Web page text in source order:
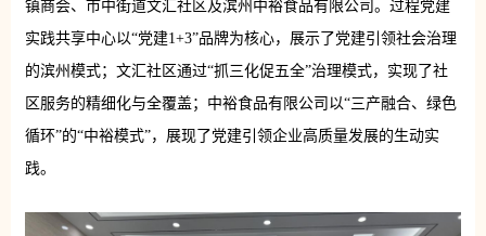
镇商会、市中街道文汇社区及滨州中裕食品有限公司。过程党建
实践共享中心以“党建1+3”品牌为核心，展示了党建引领社会治理
的滨州模式；文汇社区通过“抓三化促五全”治理模式，实现了社
区服务的精细化与全覆盖；中裕食品有限公司以“三产融合、绿色
循环”的“中裕模式”，展现了党建引领企业高质量发展的生动实
践。